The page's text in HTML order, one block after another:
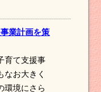
業計画を策
育て支援事
なお大きく
環境にさら